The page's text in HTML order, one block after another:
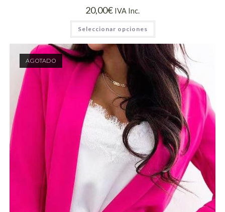
20,00€ IVA Inc.
Seleccionar opciones
AGOTADO